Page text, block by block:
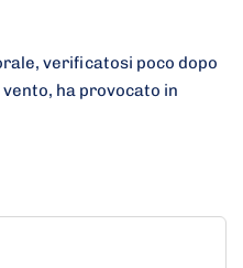
verificatosi poco dopo
ha provocato in